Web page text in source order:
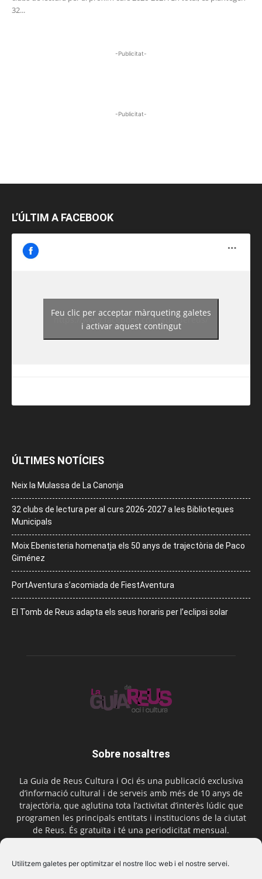
Utilitzem galetes per optimitzar el nostre lloc web i el nostre servei.
32...
-Publicitat-
-Publicitat-
L’ÚLTIM A FACEBOOK
https://www.facebook.com/guiadereus/
Feu clic per acceptar màrqueting galetes
i activar aquest contingut
ÚLTIMES NOTÍCIES
Neix la Mulassa de La Canonja
32 clubs de lectura per al curs 2026-2027 a les Biblioteques
Municipals
Moix Ebenisteria homenatja els 50 anys de trajectòria de Paco
Giménez
PortAventura s’acomiada de FiestAventura
El Tomb de Reus adapta els seus horaris per l’eclipsi solar
Sobre nosaltres
La Guia de Reus Cultura i Oci és una publicació exclusiva
d’informació cultural i de serveis amb més de 10 anys de
trajectòria, que aglutina tota l’activitat d’interès lúdic que
programen les principals entitats i institucions de la ciutat
de Reus. És gratuïta i té una periodicitat mensual.